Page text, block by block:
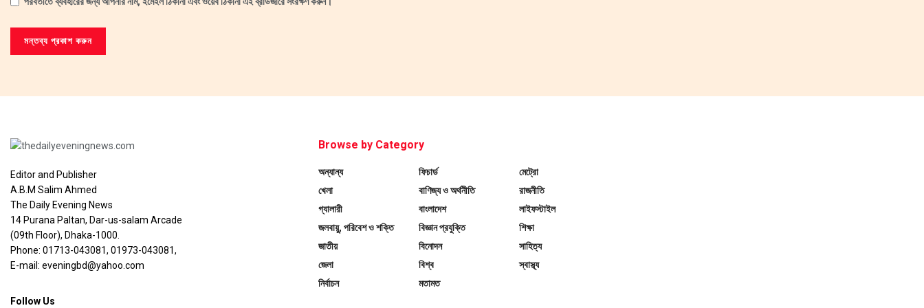
Editor and Publisher
A.B.M Salim Ahmed
The Daily Evening News
14 Purana Paltan, Dar-us-salam Arcade
(09th Floor), Dhaka-1000.
Phone: 01713-043081, 01973-043081,
E-mail: eveningbd@yahoo.com
Follow Us
Browse by Category
অন্যান্য
খেলা
গ্যালারী
জলবায়ু, পরিবেশ ও শক্তি
জাতীয়
জেলা
নির্বাচন
ফিচার্ড
বাণিজ্য ও অর্থনীতি
বাংলাদেশ
বিজ্ঞান প্রযুক্তি
বিনোদন
বিশ্ব
মতামত
মেট্রো
রাজনীতি
লাইফস্টাইল
শিক্ষা
সাহিত্য
স্বাস্থ্য